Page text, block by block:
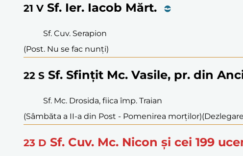
21 V Sf. Ier. Iacob Mărt.
Sf. Cuv. Serapion
(Post. Nu se fac nunți)
22 S Sf. Sfințit Mc. Vasile, pr. din
Sf. Mc. Drosida, fiica împ. Traian
(Sâmbăta a II-a din Post - Pomenirea morților)
23 D Sf. Cuv. Mc. Nicon și cei 199